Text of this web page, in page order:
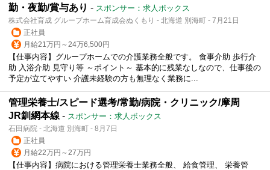
勤・夜勤/賞与あり - スポンサー：求人ボックス
株式会社育成 グループホーム育成会ぬくもり - 北海道 別海町 - 7月21日
正社員
月給21万円～24万6,500円
【仕事内容】グループホームでの介護業務全般です。 食事介助 歩行介
助 入浴介助 見守り等 ～ポイント～ 基本的に残業なしなので、仕事後の
予定が立てやすい 介護未経験の方も無理なく業務に...
管理栄養士/スピード選考/常勤/病院・クリニック/摩周
JR釧網本線 - スポンサー：求人ボックス
石田病院 - 北海道 別海町 - 8月7日
正社員
月給22万円～27万円
【仕事内容】病院における管理栄養士業務全般、 給食管理、 栄養管